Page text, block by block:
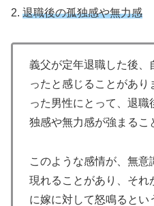
2. 退職後の孤独感や無力感
義父が定年退職した後、
ったと感じることがあ
った男性にとって、退職
独感や無力感が強まるこ
このような感情が、無意
現れることがあり、それ
に嫁に対して怒鳴るとい